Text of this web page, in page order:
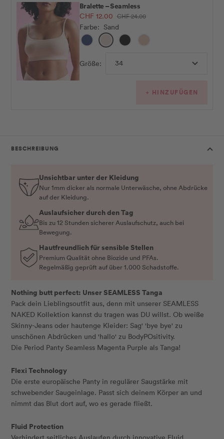
Bralette – Seamless
Angebotspreis
CHF 12.00 Regulärer
Preis
CHF 24.00
Farbe: Sand
Midnight
Sand SchwarzSienna
Größe: 34
+ HINZUFÜGEN
BESCHREIBUNG
Unsichtbar unter der Kleidung
Nur 1mm dicker als normale Unterwäsche, ohne Abdrücke
auf der Kleidung.
Auslaufsicher durch den Tag
Bis zu 12 Stunden sicherer Auslaufschutz, auch bei
Bewegung.
Hautfreundlich für sensible Stellen
Premium Qualität ohne Biozide und PFAs.
Regelmäßig geprüft auf über 1.000 Schadstoffe.
Nothing butt perfect: Unser SEAMLESS Tanga
Pack dein Lieblingsoutfit aus, denn mit unserer SEAMLESS
NAKED Kollektion kannst du tragen was DU willst. Ob weiße
Skinny-Jeans oder hautenge Kleider: Sag' 'bye bye' zu
unschönen Abdrücken und 'hallo' zu BodyPOsitivity.
Die Period Panty Seamless Magenta Purple als Tanga!
Flexi Technology
Die erste europäische Panty in regulärer Saugstärke mit
schwebender Saugeinlage. Passt sich deinem Körper an und
nimmt das Blut dort auf, wo es gerade fließt.
Fluid Protection